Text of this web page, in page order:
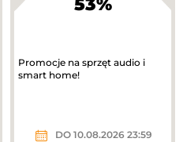
53%
Promocje na sprzęt audio i
smart home!
DO 10.08.2026 23:59